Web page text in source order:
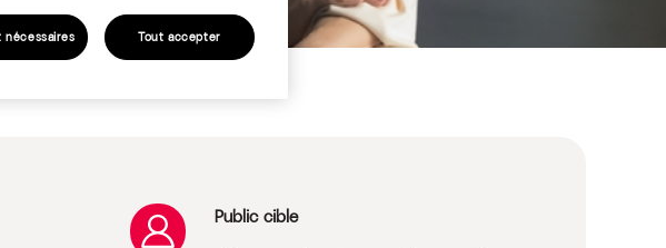
Public cible
Tout accepter